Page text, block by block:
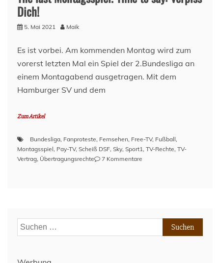
Dich!
5. Mai 2021 Maik
Es ist vorbei. Am kommenden Montag wird zum
vorerst letzten Mal ein Spiel der 2.Bundesliga an
einem Montagabend ausgetragen. Mit dem
Hamburger SV und dem
Zum Artikel
Bundesliga, Fanproteste, Fernsehen, Free-TV, Fußball,
Montagsspiel, Pay-TV, Scheiß DSF, Sky, Sport1, TV-Rechte, TV-
Vertrag, Übertragungsrechte 7 Kommentare
say:
Dich!
Suchen
nach: